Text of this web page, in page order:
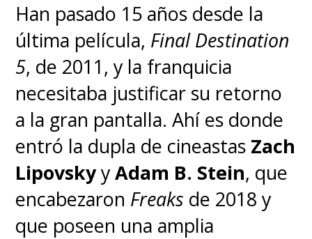
Han pasado 15 años desde la
última película, Final Destination
5, de 2011, y la franquicia
necesitaba justificar su retorno
a la gran pantalla. Ahí es donde
entró la dupla de cineastas Zach
LipovskyyAdam B. Stein, que
encabezaron Freaks de 2018 y
que poseen una amplia